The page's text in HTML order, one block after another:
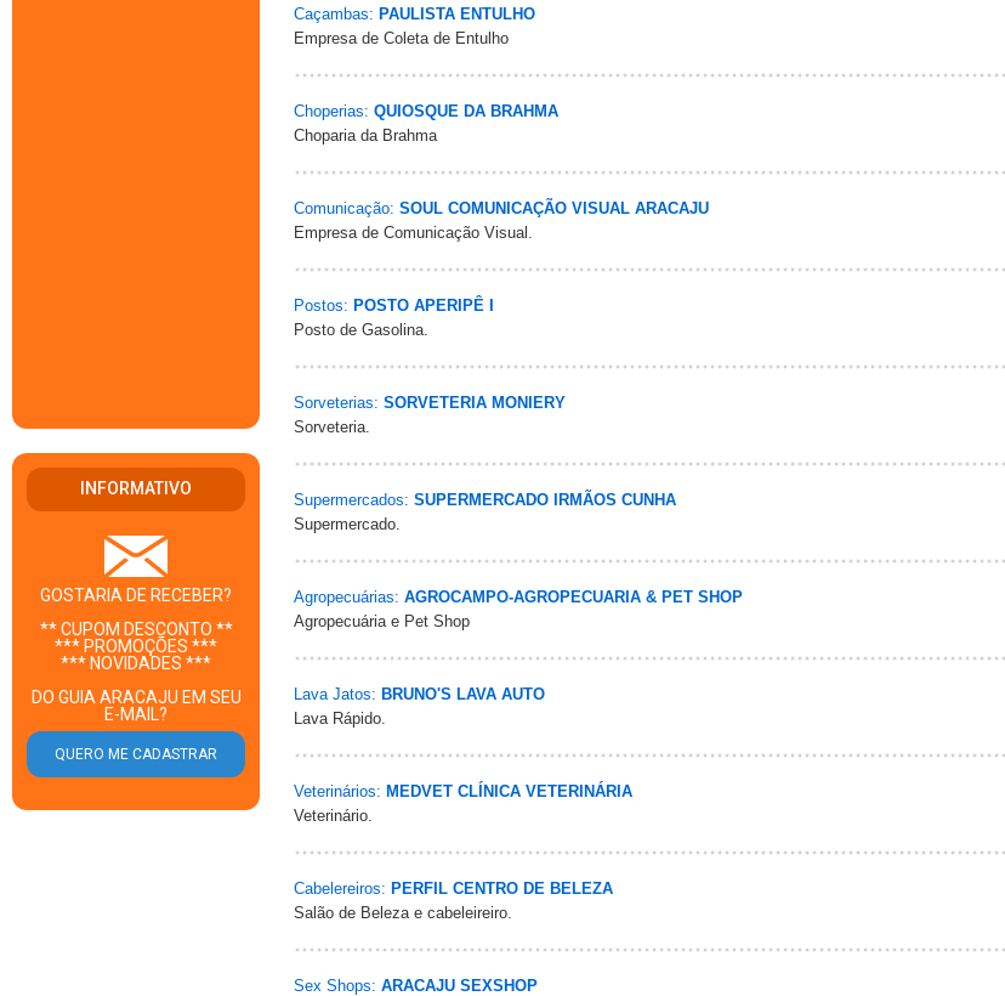
INFORMATIVO
GOSTARIA DE RECEBER?
** CUPOM DESCONTO **
*** PROMOÇÕES ***
*** NOVIDADES ***
DO GUIA ARACAJU EM SEU
E-MAIL?
Caçambas: PAULISTA ENTULHO
Empresa de Coleta de Entulho
Choperias: QUIOSQUE DA BRAHMA
Choparia da Brahma
Comunicação: SOUL COMUNICAÇÃO VISUAL ARACAJU
Empresa de Comunicação Visual.
Postos: POSTO APERIPÊ I
Posto de Gasolina.
Sorveterias: SORVETERIA MONIERY
Sorveteria.
Supermercados: SUPERMERCADO IRMÃOS CUNHA
Supermercado.
Agropecuárias: AGROCAMPO-AGROPECUARIA & PET SHOP
Agropecuária e Pet Shop
Lava Jatos: BRUNO'S LAVA AUTO
Lava Rápido.
Veterinários: MEDVET CLÍNICA VETERINÁRIA
Veterinário.
Cabelereiros: PERFIL CENTRO DE BELEZA
Salão de Beleza e cabeleireiro.
Sex Shops: ARACAJU SEXSHOP